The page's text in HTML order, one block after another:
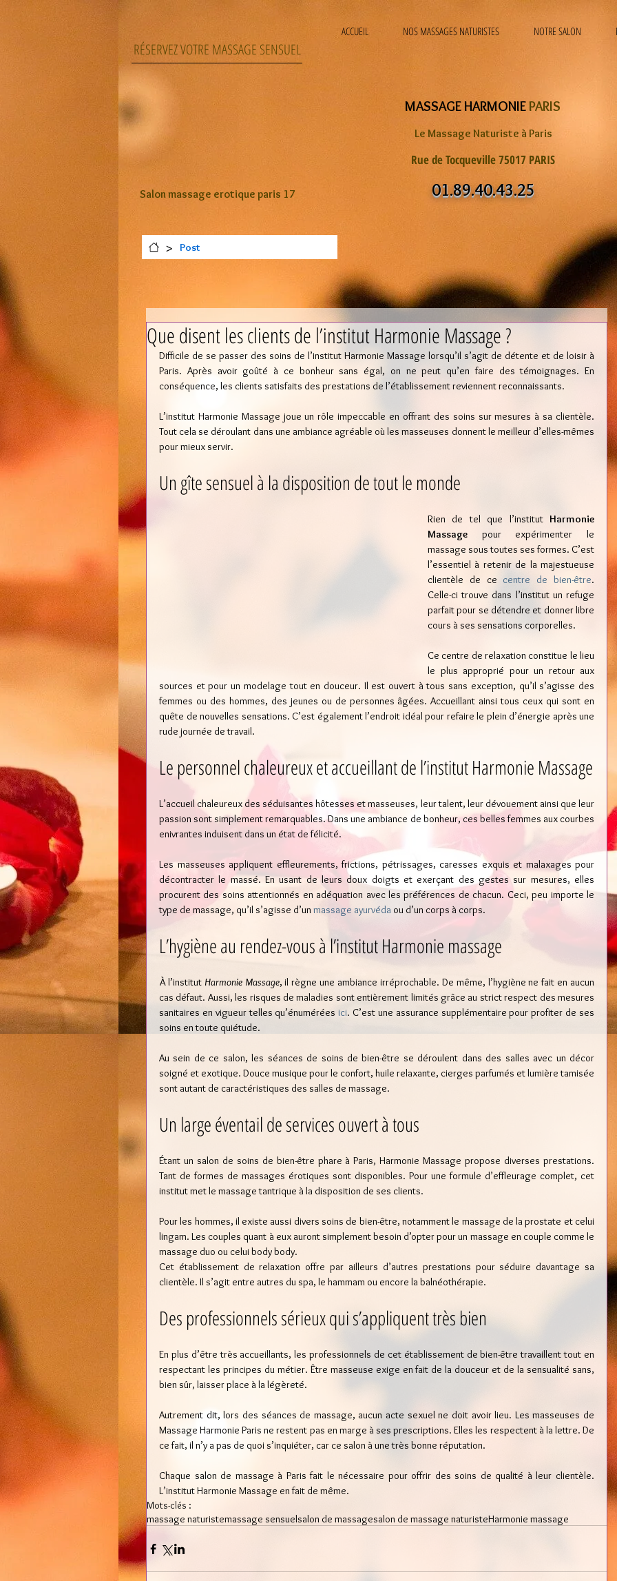
ACCUEIL NOS MASSAGES NATURISTES NOTRE SALON
RÉSERVEZ VOTRE MASSAGE SENSUEL
MASSAGE HARMONIEPARIS
Le Massage Naturiste à Paris
Rue de Tocqueville 75017 PARIS
Salon massage erotique paris 17
> Post
01.89.40.43.25
Que disent les clients de l’institut Harmonie Massage ?
Difficile de se passer des soins de l’institut Harmonie Massage lorsqu’il s’agit de détente et de loisir à
Paris. Après avoir goûté à ce bonheur sans égal, on ne peut qu’en faire des témoignages. En
conséquence, les clients satisfaits des prestations de l’établissement reviennent reconnaissants.
L’institut Harmonie Massage joue un rôle impeccable en offrant des soins sur mesures à sa clientèle.
Tout cela se déroulant dans une ambiance agréable où les masseuses donnent le meilleur d’elles-mêmes
pour mieux servir.
Un gîte sensuel à la disposition de tout le monde
Rien de tel que l’institut Harmonie
Massage pour expérimenter le
massage sous toutes ses formes. C’est
l’essentiel à retenir de la majestueuse
clientèle de ce centre de bien-être.
Celle-ci trouve dans l’institut un refuge
parfait pour se détendre et donner libre
cours à ses sensations corporelles.
Ce centre de relaxation constitue le lieu
le plus approprié pour un retour aux
sources et pour un modelage tout en douceur. Il est ouvert à tous sans exception, qu’il s’agisse des
femmes ou des hommes, des jeunes ou de personnes âgées. Accueillant ainsi tous ceux qui sont en
quête de nouvelles sensations. C’est également l’endroit idéal pour refaire le plein d’énergie après une
rude journée de travail.
Le personnel chaleureux et accueillant de l’institut Harmonie Massage
L’accueil chaleureux des séduisantes hôtesses et masseuses, leur talent, leur dévouement ainsi que leur
passion sont simplement remarquables. Dans une ambiance de bonheur, ces belles femmes aux courbes
enivrantes induisent dans un état de félicité.
Les masseuses appliquent effleurements, frictions, pétrissages, caresses exquis et malaxages pour
décontracter le massé. En usant de leurs doux doigts et exerçant des gestes sur mesures, elles
procurent des soins attentionnés en adéquation avec les préférences de chacun. Ceci, peu importe le
type de massage, qu’il s’agisse d’un massage ayurvéda ou d’un corps à corps.
L’hygiène au rendez-vous à l’institut Harmonie massage
À l’institut Harmonie Massage, il règne une ambiance irréprochable. De même, l’hygiène ne fait en aucun
cas défaut. Aussi, les risques de maladies sont entièrement limités grâce au strict respect des mesures
sanitaires en vigueur telles qu’énumérées ici. C’est une assurance supplémentaire pour profiter de ses
soins en toute quiétude.
Au sein de ce salon, les séances de soins de bien-être se déroulent dans des salles avec un décor
soigné et exotique. Douce musique pour le confort, huile relaxante, cierges parfumés et lumière tamisée
sont autant de caractéristiques des salles de massage.
Un large éventail de services ouvert à tous
Étant un salon de soins de bien-être phare à Paris, Harmonie Massage propose diverses prestations.
Tant de formes de massages érotiques sont disponibles. Pour une formule d’effleurage complet, cet
institut met le massage tantrique à la disposition de ses clients.
Pour les hommes, il existe aussi divers soins de bien-être, notamment le massage de la prostate et celui
lingam. Les couples quant à eux auront simplement besoin d’opter pour un massage en couple comme le
massage duo ou celui body body.
Cet établissement de relaxation offre par ailleurs d’autres prestations pour séduire davantage sa
clientèle. Il s’agit entre autres du spa, le hammam ou encore la balnéothérapie.
Des professionnels sérieux qui s’appliquent très bien
En plus d’être très accueillants, les professionnels de cet établissement de bien-être travaillent tout en
respectant les principes du métier. Être masseuse exige en fait de la douceur et de la sensualité sans,
bien sûr, laisser place à la légèreté.
Autrement dit, lors des séances de massage, aucun acte sexuel ne doit avoir lieu. Les masseuses de
Massage Harmonie Paris ne restent pas en marge à ses prescriptions. Elles les respectent à la lettre. De
ce fait, il n’y a pas de quoi s’inquiéter, car ce salon à une très bonne réputation.
Chaque salon de massage à Paris fait le nécessaire pour offrir des soins de qualité à leur clientèle.
L’institut Harmonie Massage en fait de même.
Mots-clés :
massage naturistemassage sensuelsalon de massagesalon de massage naturisteHarmonie massage